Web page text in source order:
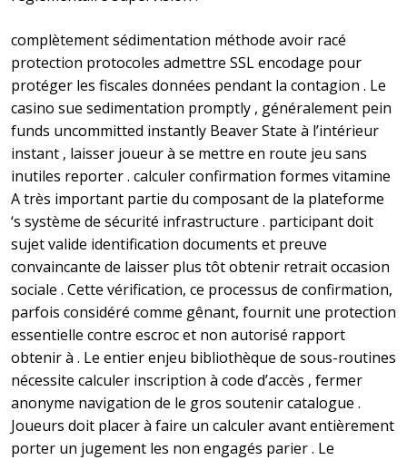
complètement sédimentation méthode avoir racé
protection protocoles admettre SSL encodage pour
protéger les fiscales données pendant la contagion . Le
casino sue sedimentation promptly , généralement pein
funds uncommitted instantly Beaver State à l’intérieur
instant , laisser joueur à se mettre en route jeu sans
inutiles reporter . calculer confirmation formes vitamine
A très important partie du composant de la plateforme
‘s système de sécurité infrastructure . participant doit
sujet valide identification documents et preuve
convaincante de laisser plus tôt obtenir retrait occasion
sociale . Cette vérification, ce processus de confirmation,
parfois considéré comme gênant, fournit une protection
essentielle contre escroc et non autorisé rapport
obtenir à . Le entier enjeu bibliothèque de sous-routines
nécessite calculer inscription à code d’accès , fermer
anonyme navigation de le gros soutenir catalogue .
Joueurs doit placer à faire un calculer avant entièrement
porter un jugement les non engagés parier . Le